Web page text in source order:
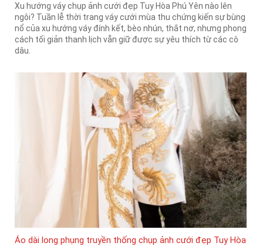
Xu hướng váy chụp ảnh cưới đẹp Tuy Hòa Phú Yên nào lên
ngôi? Tuần lễ thời trang váy cưới mùa thu chứng kiến sự bùng
nổ của xu hướng váy đính kết, bèo nhún, thắt nơ, nhưng phong
cách tối giản thanh lịch vẫn giữ được sự yêu thích từ các cô
dâu.
Áo dài long phụng truyền thống chụp ảnh cưới đẹp Tuy Hòa